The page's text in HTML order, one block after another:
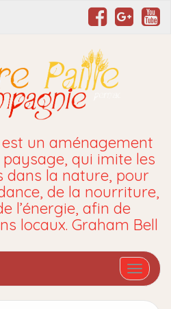
un aménagement
qui imite les
dans la nature, pour
de la nourriture,
l’énergie, afin de
locaux. Graham Bell